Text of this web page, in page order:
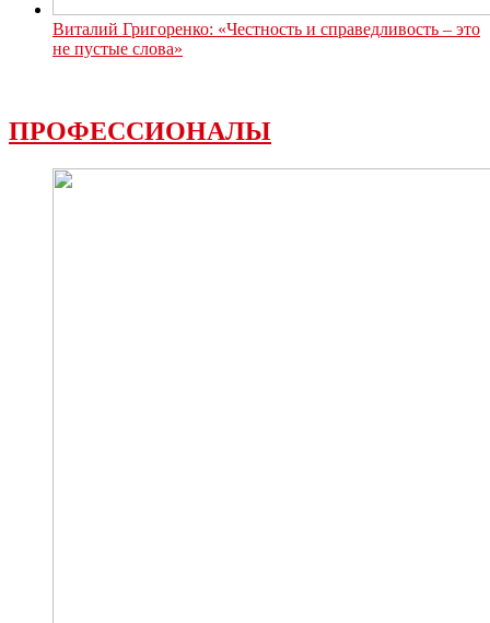
Виталий Григоренко: «Честность и справедливость – это
не пустые слова»
ПРОФЕССИОНАЛЫ